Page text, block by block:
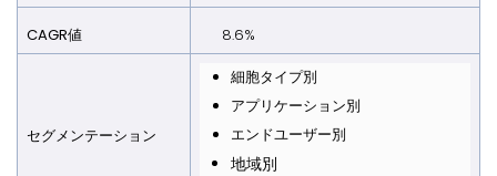
CAGR値 8.6%
セグメンテーション
細胞タイプ別
アプリケーション別
エンドユーザー別
地域別